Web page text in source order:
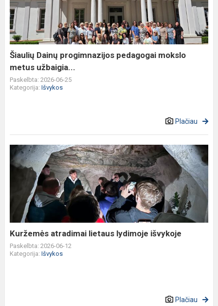
pedagogai
mokslo
metus
užbaigia...
Šiaulių Dainų progimnazijos pedagogai mokslo
metus užbaigia...
Paskelbta: 2026-06-25
Kategorija: Išvykos
Plačiau
Kuržemės
atradimai
lietaus
lydimoje
išvykoje
Kuržemės atradimai lietaus lydimoje išvykoje
Paskelbta: 2026-06-12
Kategorija: Išvykos
Plačiau